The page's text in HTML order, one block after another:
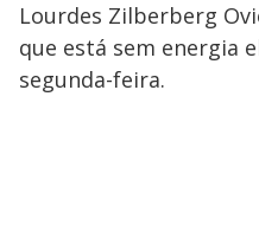
Lourdes Zilberberg
que está sem energia
segunda-feira.